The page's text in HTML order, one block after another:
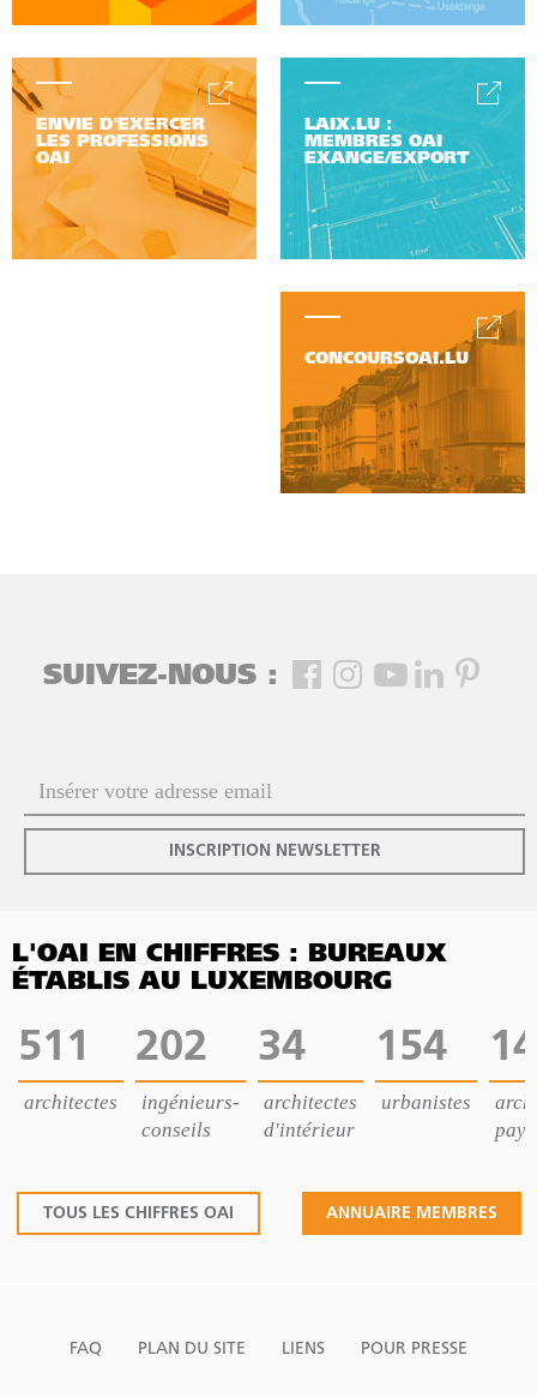
ENVIE D'EXERCER
LES PROFESSIONS
OAI
LAIX.LU :
MEMBRES OAI
EXANGE/EXPORT
CONCOURSOAI.LU
SUIVEZ-NOUS :
INSCRIPTION NEWSLETTER
L'OAI EN CHIFFRES : BUREAUX
ÉTABLIS AU LUXEMBOURG
511
architectes
202
ingénieurs-
conseils
34
architectes
d'intérieur
154
urbanistes
14
TOUS LES CHIFFRES OAI ANNUAIRE MEMBRES
FAQ PLAN DU SITE LIENS POUR PRESSE